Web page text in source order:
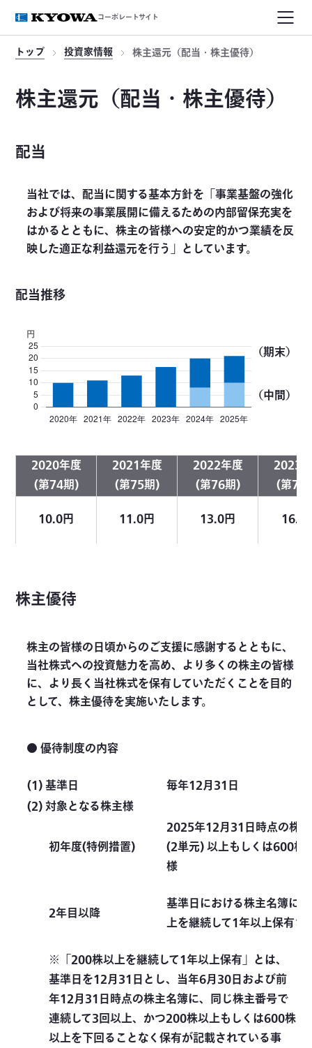
コーポレートサイト
トップ 投資家情報 株主還元（配当・株主優待）
株主還元（配当・株主優待）
配当
当社では、配当に関する基本方針を「事業基盤の強化
および将来の事業展開に備えるための内部留保充実を
はかるとともに、株主の皆様への安定的かつ業績を反
映した適正な利益還元を行う」としています。
配当推移
（期末）
（中間）
2020年度
(第74期)
2021年度
(第75期)
2022年度
(第76期)
2023
(第77
10.0円
11.0円 13.0円 16.5
株主優待
株主の皆様の日頃からのご支援に感謝するとともに、
当社株式への投資魅力を高め、より多くの株主の皆様
に、より長く当社株式を保有していただくことを目的
として、株主優待を実施いたします。
● 優待制度の内容
(1) 基準日
毎年12月31日
(2) 対象となる株主様
初年度(特例措置)
2025年12月31日時点の株
(2単元) 以上もしくは600株
様
2年目以降
基準日における株主名簿に
上を継続して1年以上保有
※「200株以上を継続して1年以上保有」とは、
基準日を12月31日とし、当年6月30日および前
年12月31日時点の株主名簿に、同じ株主番号で
連続して3回以上、かつ200株以上もしくは600株
以上を下回ることなく保有が記載されている事